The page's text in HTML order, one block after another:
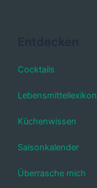
Cocktails
Lebensmittellexikon
Küchenwissen
Saisonkalender
Überrasche mich